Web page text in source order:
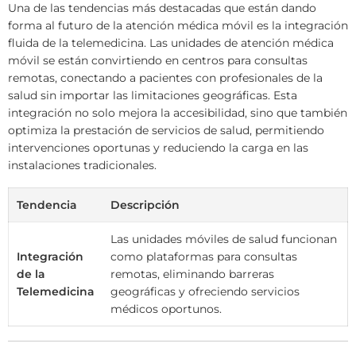
Una de las tendencias más destacadas que están dando
forma al futuro de la atención médica móvil es la integración
fluida de la telemedicina. Las unidades de atención médica
móvil se están convirtiendo en centros para consultas
remotas, conectando a pacientes con profesionales de la
salud sin importar las limitaciones geográficas. Esta
integración no solo mejora la accesibilidad, sino que también
optimiza la prestación de servicios de salud, permitiendo
intervenciones oportunas y reduciendo la carga en las
instalaciones tradicionales.
Tendencia Descripción
Integración
de la
Telemedicina
Las unidades móviles de salud funcionan
como plataformas para consultas
remotas, eliminando barreras
geográficas y ofreciendo servicios
médicos oportunos.